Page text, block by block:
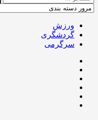
ورزش
گردشگری
سرگرمی